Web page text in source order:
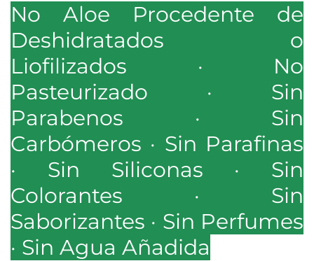
No Aloe Procedente de
Deshidratados o
Liofilizados · No
Pasteurizado · Sin
Parabenos · Sin
Carbómeros · Sin Parafinas
· Sin Siliconas · Sin
Colorantes · Sin
Saborizantes · Sin Perfumes
· Sin Agua Añadida